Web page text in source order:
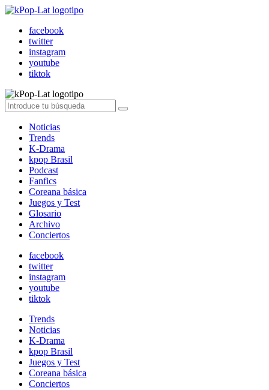
facebook
twitter
instagram
youtube
tiktok
Noticias
Trends
K-Drama
kpop Brasil
Podcast
Fanfics
Coreana básica
Juegos y Test
Glosario
Archivo
Conciertos
facebook
twitter
instagram
youtube
tiktok
Trends
Noticias
K-Drama
kpop Brasil
Juegos y Test
Coreana básica
Conciertos